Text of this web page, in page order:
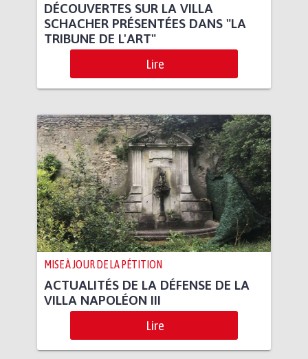
DÉCOUVERTES SUR LA VILLA
SCHACHER PRÉSENTÉES DANS "LA
TRIBUNE DE L'ART"
Lire
MISE À JOUR DE LA PÉTITION
ACTUALITÉS DE LA DÉFENSE DE LA
VILLA NAPOLÉON III
Lire